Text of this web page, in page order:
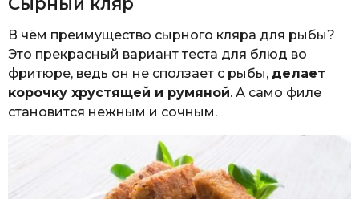
В чём преимущество сырного кляра для рыбы?
Это прекрасный вариант теста для блюд во
фритюре, ведь он не сползает с рыбы, делает
корочку хрустящей и румяной. А само филе
становится нежным и сочным.